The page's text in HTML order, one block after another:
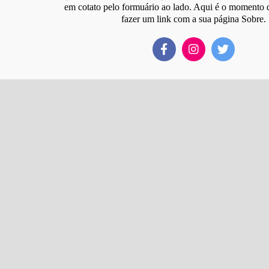
em cotato pelo formuário ao lado. Aqui é o momento
fazer um link com a sua página Sobre.